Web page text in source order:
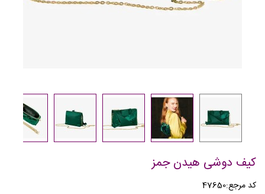
کیف دوشی هیدن جمز
کد مرجع:47650